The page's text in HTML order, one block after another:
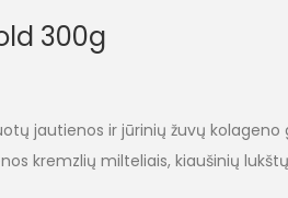
300g
jautienos ir jūrinių žuvų
kremzlių milteliais, kiaušinių